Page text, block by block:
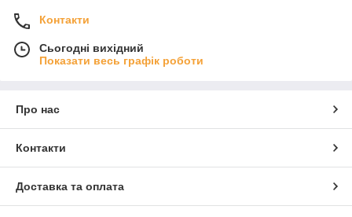
Контакти
Сьогодні вихідний
Показати весь графік роботи
Про нас
Контакти
Доставка та оплата